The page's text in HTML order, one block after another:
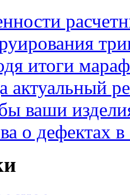
итоги
актуальный
ваши
о дефектах